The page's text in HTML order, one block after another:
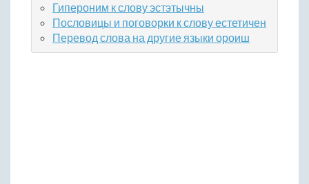
Гипероним к слову эстэтычны
Пословицы и поговорки к слову естетичен
Перевод слова на другие языки ороиш